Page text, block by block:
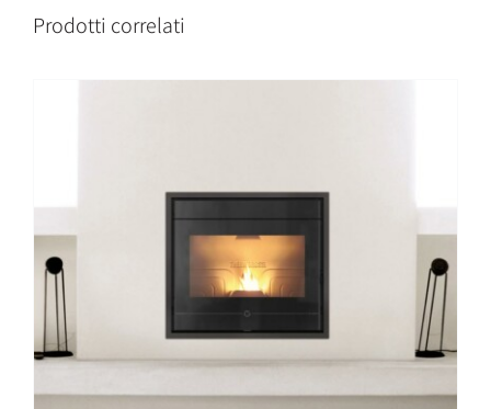
Prodotti correlati